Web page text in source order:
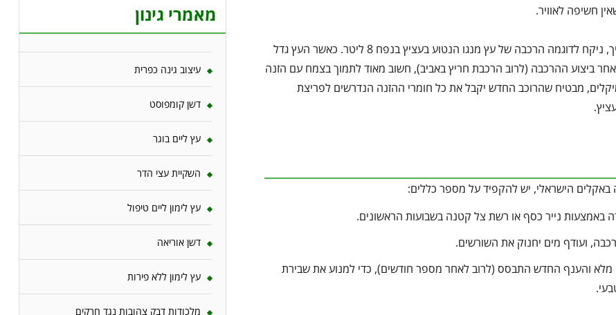
חשיפה לאוויר.
כדי להמחיש את התהליך, ניקח לדוגמה הרכבה של עץ מנגו הנטוע בעציץ בנפח 8 ליטר. כאשר העץ גדל
ביצוע ההרכבה (לרוב הרכבת חריץ באביב), חשוב מאוד לתמוך בצמח עם הזנה
בשחרור איטי, כמו מולטיקוט 3714 של חיפה כימיקלים, מבטיח שהרוכב החדש יקבל את כל חומרי ההזנה הנדרשים לפריצת
הישראלי, יש להקפיד על מספר כללים:
באמצעות נייר כסף או רשת צל קטנה בשבועות הראשונים.
ועודף מים יחנוק את השורשים.
והענף החדש התבסס (לרוב לאחר מספר חודשים), כדי למנוע את שבירת
מאמרי גינון
עיצוב גינה כפרית
דשן קומפוסט
עץ ליים בוגר
השקיית עצי הדר
עץ לימון ליים טיפול
דשן אוריאה
עץ לימון ללא פירות
מלכודות דבק צהובות נגד חרקים